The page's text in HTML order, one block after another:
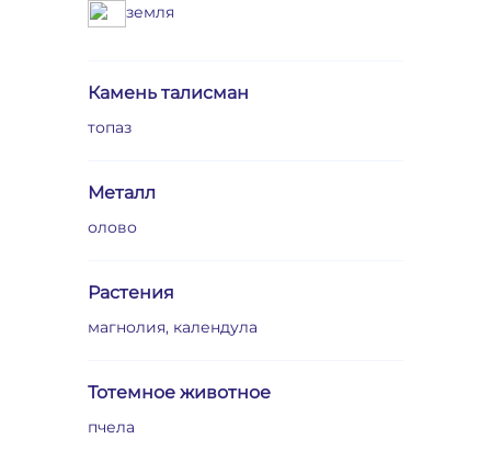
земля
Камень талисман
топаз
Металл
олово
Растения
магнолия, календула
Тотемное животное
пчела